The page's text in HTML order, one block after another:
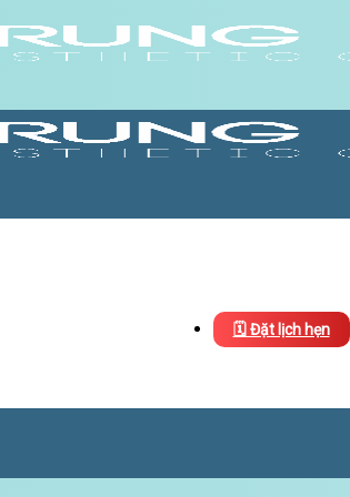
🗓️ Đặt lịch hẹn